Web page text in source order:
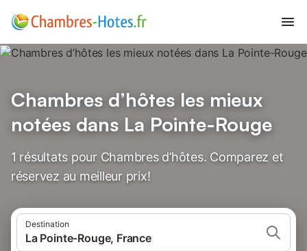
Chambres d’hôtes les mieux
notées dans La Pointe-Rouge
1 résultats pour Chambres d’hôtes. Comparez et
réservez au meilleur prix!
Destination
La Pointe-Rouge, France